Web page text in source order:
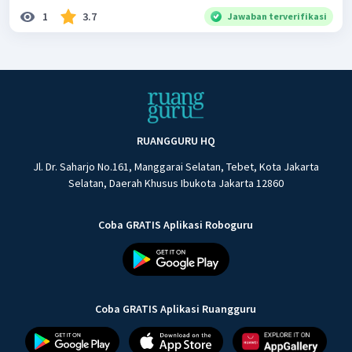
1 3.7 Jawaban terverifikasi
RUANGGURU HQ
Jl. Dr. Saharjo No.161, Manggarai Selatan, Tebet, Kota Jakarta
Selatan, Daerah Khusus Ibukota Jakarta 12860
Coba GRATIS Aplikasi Roboguru
Coba GRATIS Aplikasi Ruangguru